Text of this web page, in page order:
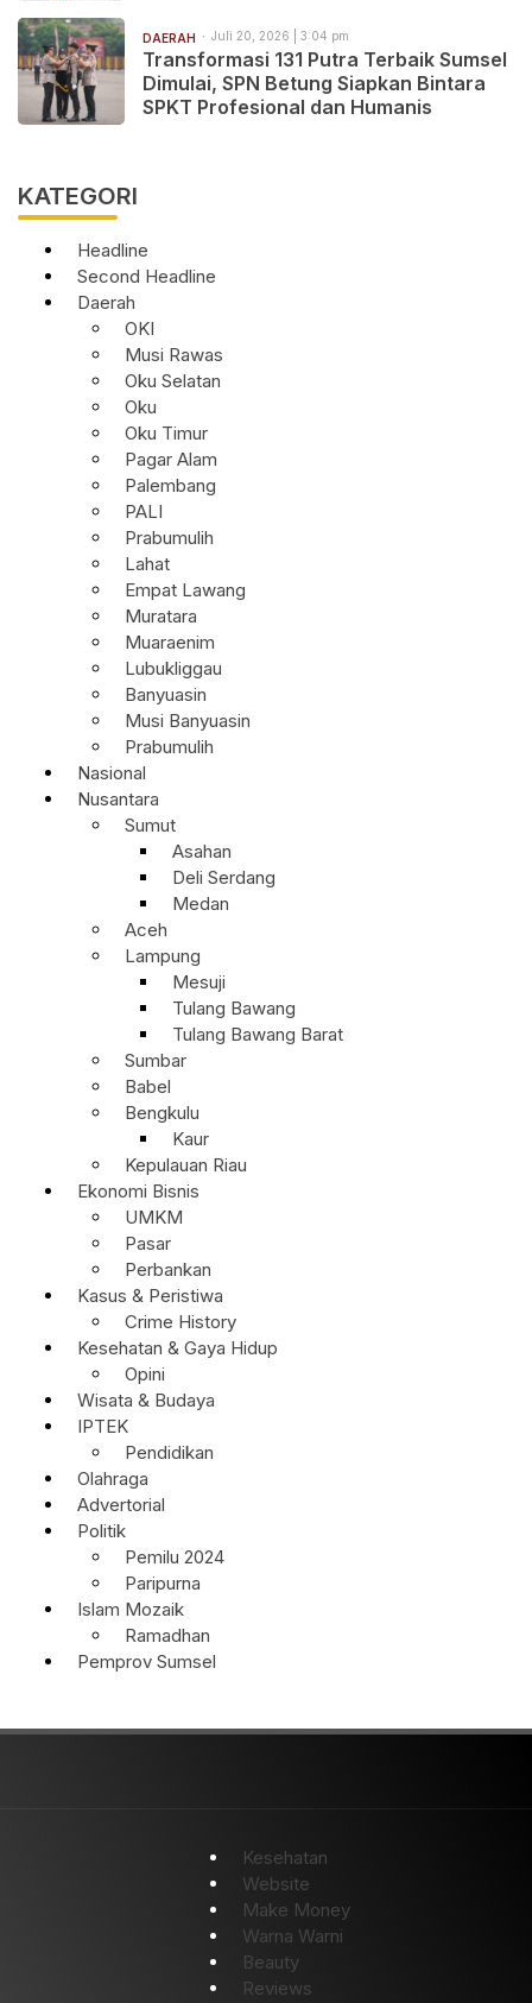
DAERAH Juli 20, 2026 | 3:04 pm
Transformasi 131 Putra Terbaik Sumsel
Dimulai, SPN Betung Siapkan Bintara
SPKT Profesional dan Humanis
KATEGORI
Headline
Second Headline
Daerah
OKI
Musi Rawas
Oku Selatan
Oku
Oku Timur
Pagar Alam
Palembang
PALI
Prabumulih
Lahat
Empat Lawang
Muratara
Muaraenim
Lubukliggau
Banyuasin
Musi Banyuasin
Prabumulih
Nasional
Nusantara
Sumut
Asahan
Deli Serdang
Medan
Aceh
Lampung
Mesuji
Tulang Bawang
Tulang Bawang Barat
Sumbar
Babel
Bengkulu
Kaur
Kepulauan Riau
Ekonomi Bisnis
UMKM
Pasar
Perbankan
Kasus & Peristiwa
Crime History
Kesehatan & Gaya Hidup
Opini
Wisata & Budaya
IPTEK
Pendidikan
Olahraga
Advertorial
Politik
Pemilu 2024
Paripurna
Islam Mozaik
Ramadhan
Pemprov Sumsel
Kesehatan
Website
Make Money
Warna Warni
Beauty
Reviews